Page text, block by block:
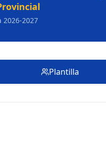
2026-2027
Plantilla